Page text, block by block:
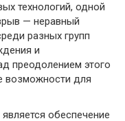
технологий, одной
— неравный
разных групп
и
преодолением этого
возможности для
обеспечение